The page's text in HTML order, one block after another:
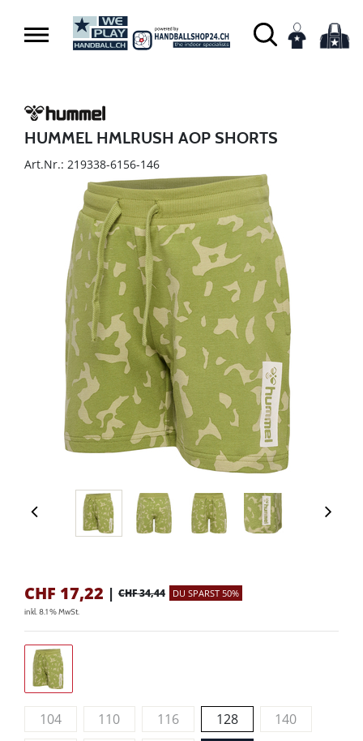
HUMMEL HMLRUSH AOP SHORTS
Art.Nr.: 219338-6156-146
CHF 17,22 | CHF 34,44 DU SPARST 50%
inkl. 8.1 % MwSt.
104 110 116 128
140